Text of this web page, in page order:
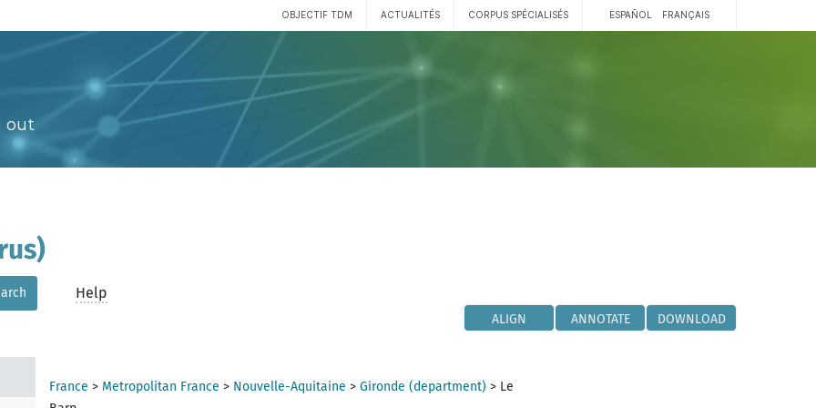
OBJECTIF TDM ACTUALITÉS CORPUS SPÉCIALISÉS ESPAÑOL FRANÇAIS
out
Help
ALIGN ANNOTATE DOWNLOAD
France > Metropolitan France > Nouvelle-Aquitaine > Gironde (department) > Le